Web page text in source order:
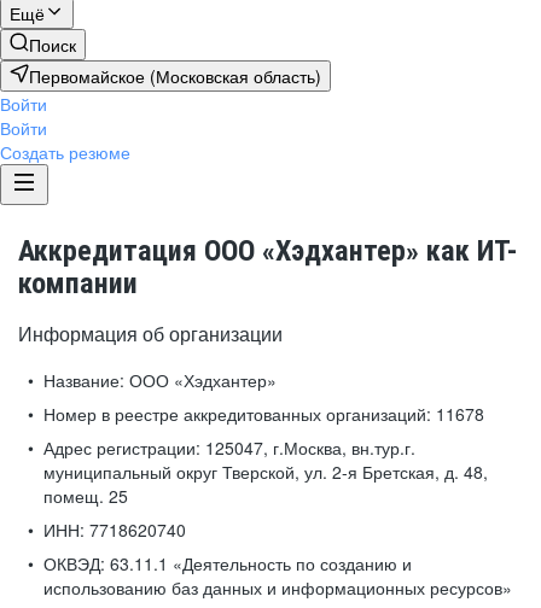
Ещё
Поиск
Первомайское (Московская область)
Войти
Войти
Создать резюме
Аккредитация ООО «Хэдхантер» как ИТ-
компании
Информация об организации
Название: ООО «Хэдхантер»
Номер в реестре аккредитованных организаций: 11678
Адрес регистрации: 125047, г.Москва, вн.тур.г.
муниципальный округ Тверской, ул. 2-я Бретская, д. 48,
помещ. 25
ИНН: 7718620740
ОКВЭД: 63.11.1 «Деятельность по созданию и
использованию баз данных и информационных ресурсов»